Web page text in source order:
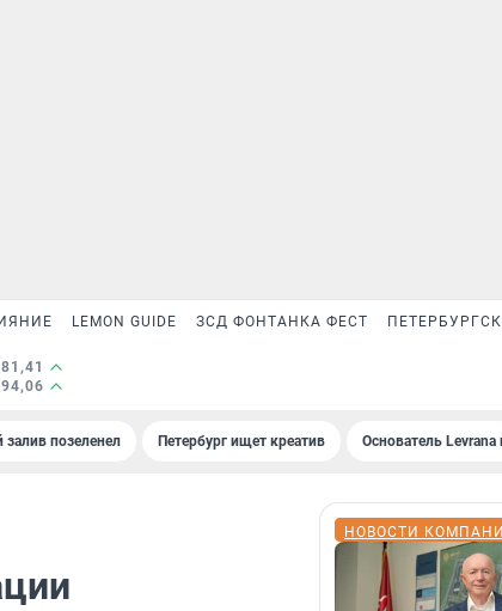
LEMON GUIDE ЗСД ФОНТАНКА ФЕСТ
94,06
позеленел Петербург ищет креатив Основатель
НОВОСТИ